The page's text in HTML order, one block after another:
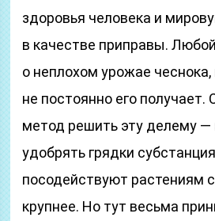
здоровья человека и
в качестве приправы.
о неплохом урожае
не постоянно его
метод решить эту делему —
удобрять грядки
посодействуют растениям
крупнее. Но тут весьма